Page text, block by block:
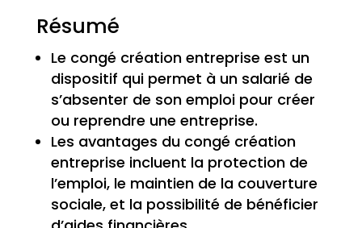
Résumé
Le congé création entreprise est un
dispositif qui permet à un salarié de
s’absenter de son emploi pour créer
ou reprendre une entreprise.
Les avantages du congé création
entreprise incluent la protection de
l’emploi, le maintien de la couverture
sociale, et la possibilité de bénéficier